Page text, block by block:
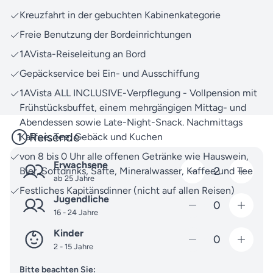
Verfügung – egal, ob Sie Fragen zur Reise, zur
Buchung oder zu anderen Themen haben: Zögern
Sie nicht, uns gerne zu
kontaktieren
Entdecken Sie die Freude am Reisen neu und freuen
Sie sich auf Momente, die so einzigartig sind wie Sie
selbst. Wir begleiten Sie gerne auf diesem Weg.
Kreuzfahrt in der gebuchten Kabinenkategorie
Freie Benutzung der Bordeinrichtungen
1AVista-Reiseleitung an Bord
Gepäckservice bei Ein- und Ausschiffung
1AVista ALL INCLUSIVE-Verpflegung - Vollpension mit
Frühstücksbuffet, einem mehrgängigen Mittag- und
Abendessen sowie Late-Night-Snack. Nachmittags
Kaffee, Tee, Gebäck und Kuchen
von 8 bis 0 Uhr alle offenen Getränke wie Hauswein,
Bier, Softdrinks, Säfte, Mineralwasser, Kaffee und Tee
Festliches Kapitänsdinner (nicht auf allen Reisen)
Reisende
Erwachsene
ab 25 Jahre
2
Jugendliche
16 - 24 Jahre
0
Kinder
2 - 15 Jahre
0
Bitte beachten Sie: